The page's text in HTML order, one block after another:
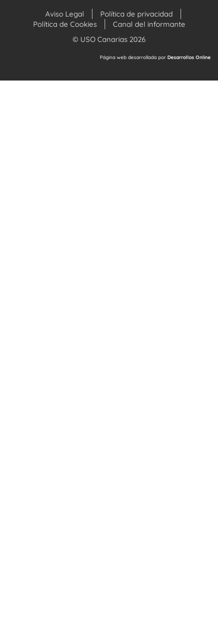
Aviso Legal
Política de privacidad
Política de Cookies
Canal del informante
© USO Canarias 2026
Página web desarrollada por Desarrollos Online